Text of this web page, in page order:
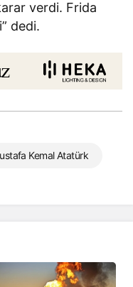
verdi. Frida
dedi.
Kemal Atatürk